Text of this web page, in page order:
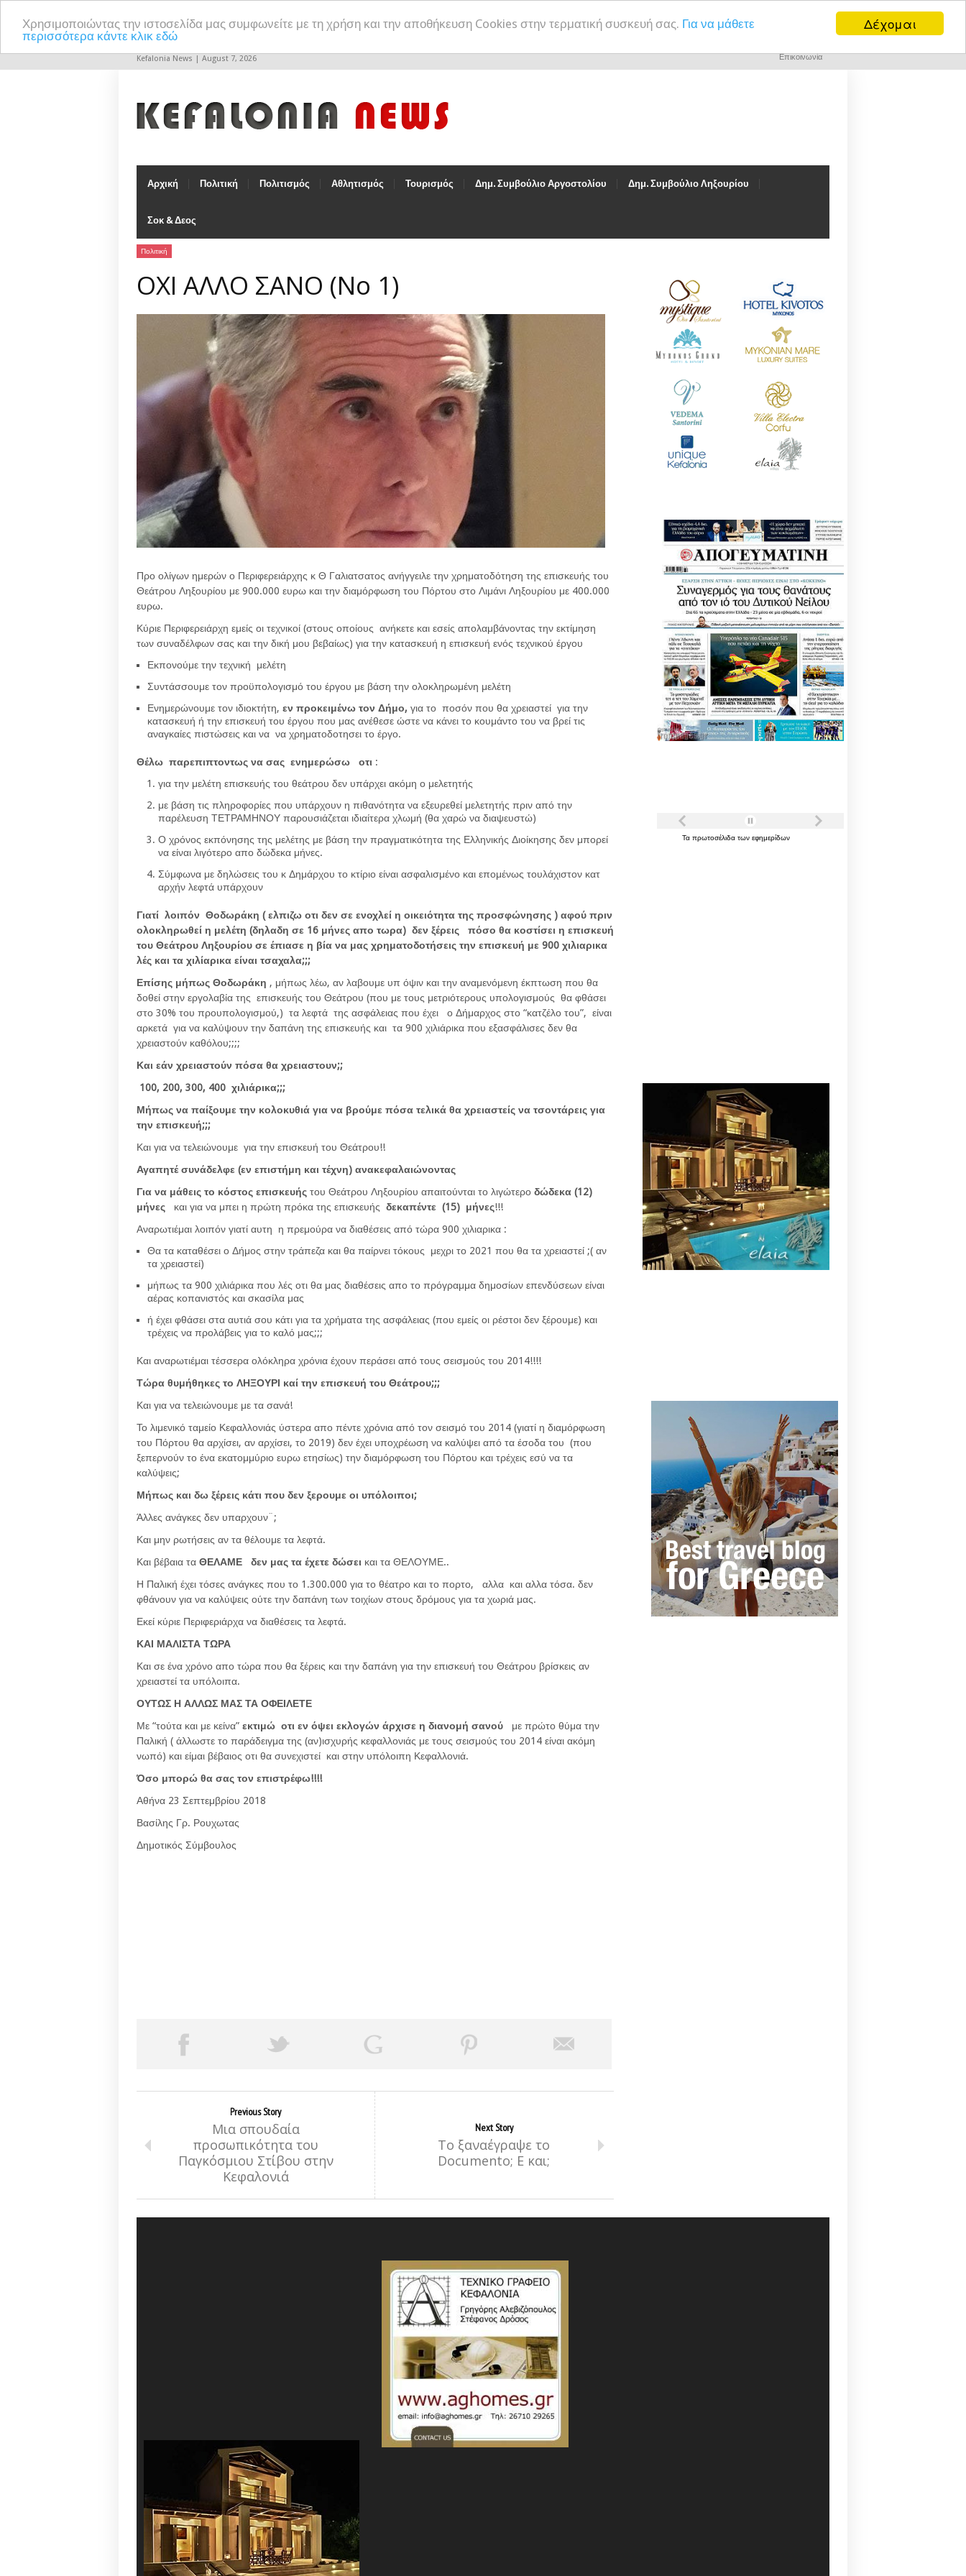
Δέχομαι
Χρησιμοποιώντας την ιστοσελίδα μας συμφωνείτε με τη χρήση και την αποθήκευση Cookies στην τερματική συσκευή σας. Για να μάθετε
περισσότερα κάντε κλικ εδώ
Kefalonia News | August 7, 2026 Επικοινωνία
Αρχική Πολιτική Πολιτισμός Αθλητισμός Τουρισμός Δημ. Συμβούλιο Αργοστολίου Δημ. Συμβούλιο Ληξουρίου
Σοκ & Δεος
Πολιτική
ΟΧΙ ΑΛΛΟ ΣΑΝΟ (Νο 1)
Προ ολίγων ημερών ο Περιφερειάρχης κ Θ Γαλιατσατος ανήγγειλε την χρηματοδότηση της επισκευής του
Θεάτρου Ληξουρίου με 900.000 ευρω και την διαμόρφωση του Πόρτου στο Λιμάνι Ληξουρίου με 400.000
ευρω.
Κύριε Περιφερειάρχη εμείς οι τεχνικοί (στους οποίους ανήκετε και εσείς απολαμβάνοντας την εκτίμηση
των συναδέλφων σας και την δική μου βεβαίως) για την κατασκευή η επισκευή ενός τεχνικού έργου
Εκπονούμε την τεχνική μελέτη
Συντάσσουμε τον προϋπολογισμό του έργου με βάση την ολοκληρωμένη μελέτη
Ενημερώνουμε τον ιδιοκτήτη, εν προκειμένω τον Δήμο, για το ποσόν που θα χρειαστεί για την
κατασκευή ή την επισκευή του έργου που μας ανέθεσε ώστε να κάνει το κουμάντο του να βρεί τις
αναγκαίες πιστώσεις και να να χρηματοδοτησει το έργο.
Θέλω παρεπιπτοντως να σας ενημερώσω οτι :
για την μελέτη επισκευής του θεάτρου δεν υπάρχει ακόμη ο μελετητής
με βάση τις πληροφορίες που υπάρχουν η πιθανότητα να εξευρεθεί μελετητής πριν από την
παρέλευση ΤΕΤΡΑΜΗΝΟΥ παρουσιάζεται ιδιαίτερα χλωμή (θα χαρώ να διαψευστώ)
Ο χρόνος εκπόνησης της μελέτης με βάση την πραγματικότητα της Ελληνικής Διοίκησης δεν μπορεί
να είναι λιγότερο απο δώδεκα μήνες.
Σύμφωνα με δηλώσεις του κ Δημάρχου το κτίριο είναι ασφαλισμένο και επομένως τουλάχιστον κατ
αρχήν λεφτά υπάρχουν
Γιατί λοιπόν Θοδωράκη ( ελπιζω οτι δεν σε ενοχλεί η οικειότητα της προσφώνησης ) αφού πριν
ολοκληρωθεί η μελέτη (δηλαδη σε 16 μήνες απο τωρα) δεν ξέρεις πόσο θα κοστίσει η επισκευή
του Θεάτρου Ληξουρίου σε έπιασε η βία να μας χρηματοδοτήσεις την επισκευή με 900 χιλιαρικα
λές και τα χιλίαρικα είναι τσαχαλα;;;
Επίσης μήπως Θοδωράκη , μήπως λέω, αν λαβουμε υπ όψιν και την αναμενόμενη έκπτωση που θα
δοθεί στην εργολαβία της επισκευής του Θεάτρου (που με τους μετριότερους υπολογισμούς θα φθάσει
στο 30% του προυπολογισμού,) τα λεφτά της ασφάλειας που έχει ο Δήμαρχος στο “κατζέλο του”, είναι
αρκετά για να καλύψουν την δαπάνη της επισκευής και τα 900 χιλιάρικα που εξασφάλισες δεν θα
χρειαστούν καθόλου;;;;
Και εάν χρειαστούν πόσα θα χρειαστουν;;
100, 200, 300, 400 χιλιάρικα;;;
Μήπως να παίξουμε την κολοκυθιά για να βρούμε πόσα τελικά θα χρειαστείς να τσοντάρεις για
την επισκευή;;;
Και για να τελειώνουμε για την επισκευή του Θεάτρου!!
Αγαπητέ συνάδελφε (εν επιστήμη και τέχνη) ανακεφαλαιώνοντας
Για να μάθεις το κόστος επισκευής του Θεάτρου Ληξουρίου απαιτούνται το λιγώτερο δώδεκα (12)
μήνες
και για να μπει η πρώτη πρόκα της επισκευής δεκαπέντε (15) μήνες!!!
Αναρωτιέμαι λοιπόν γιατί αυτη η πρεμούρα να διαθέσεις από τώρα 900 χιλιαρικα :
Θα τα καταθέσει ο Δήμος στην τράπεζα και θα παίρνει τόκους μεχρι το 2021 που θα τα χρειαστεί ;( αν
τα χρειαστεί)
μήπως τα 900 χιλιάρικα που λές οτι θα μας διαθέσεις απο το πρόγραμμα δημοσίων επενδύσεων είναι
αέρας κοπανιστός και σκασίλα μας
ή έχει φθάσει στα αυτιά σου κάτι για τα χρήματα της ασφάλειας (που εμείς οι ρέστοι δεν ξέρουμε) και
τρέχεις να προλάβεις για το καλό μας;;;
Και αναρωτιέμαι τέσσερα ολόκληρα χρόνια έχουν περάσει από τους σεισμούς του 2014!!!!
Τώρα θυμήθηκες το ΛΗΞΟΥΡΙ καί την επισκευή του Θεάτρου;;;
Και για να τελειώνουμε με τα σανά!
Το λιμενικό ταμείο Κεφαλλονιάς ύστερα απο πέντε χρόνια από τον σεισμό του 2014 (γιατί η διαμόρφωση
του Πόρτου θα αρχίσει, αν αρχίσει, το 2019) δεν έχει υποχρέωση να καλύψει από τα έσοδα του (που
ξεπερνούν το ένα εκατομμύριο ευρω ετησίως) την διαμόρφωση του Πόρτου και τρέχεις εσύ να τα
καλύψεις;
Μήπως και δω ξέρεις κάτι που δεν ξερουμε οι υπόλοιποι;
Άλλες ανάγκες δεν υπαρχουν¨;
Και μην ρωτήσεις αν τα θέλουμε τα λεφτά.
Και βέβαια τα ΘΕΛΑΜΕ δεν μας τα έχετε δώσει και τα ΘΕΛΟΥΜΕ..
Η Παλική έχει τόσες ανάγκες που το 1.300.000 για το θέατρο και το πορτο, αλλα και αλλα τόσα. δεν
φθάνουν για να καλύψεις ούτε την δαπάνη των τοιχίων στους δρόμους για τα χωριά μας.
Εκεί κύριε Περιφεριάρχα να διαθέσεις τα λεφτά.
ΚΑΙ ΜΑΛΙΣΤΑ ΤΩΡΑ
Και σε ένα χρόνο απο τώρα που θα ξέρεις και την δαπάνη για την επισκευή του Θεάτρου βρίσκεις αν
χρειαστεί τα υπόλοιπα.
ΟΥΤΩΣ Η ΑΛΛΩΣ ΜΑΣ ΤΑ ΟΦΕΙΛΕΤΕ
Με “τούτα και με κείνα” εκτιμώ οτι εν όψει εκλογών άρχισε η διανομή σανού
με πρώτο θύμα την
Παλική ( άλλωστε το παράδειγμα της (αν)ισχυρής κεφαλλονιάς με τους σεισμούς του 2014 είναι ακόμη
νωπό) και είμαι βέβαιος οτι θα συνεχιστεί και στην υπόλοιπη Κεφαλλονιά.
Όσο μπορώ θα σας τον επιστρέφω!!!!
Αθήνα 23 Σεπτεμβρίου 2018
Βασίλης Γρ. Ρουχωτας
Δημοτικός Σύμβουλος
Previous Story
Μια σπουδαία
προσωπικότητα του
Παγκόσμιου Στίβου στην
Κεφαλονιά
Next Story
Το ξαναέγραψε το
Documento; Ε και;
Τα πρωτοσέλιδα των εφημερίδων